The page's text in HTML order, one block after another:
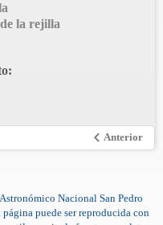
la rejilla
Anterior
Nacional San Pedro
puede ser reproducida con